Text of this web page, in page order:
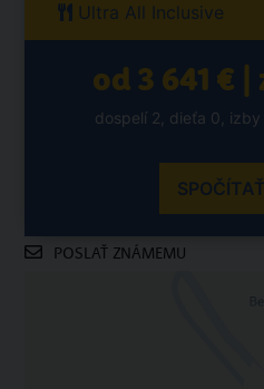
Ultra All Inclusive
od 3 641 €
dospelí 2, dieťa 0,
POSLAŤ ZNÁMEMU